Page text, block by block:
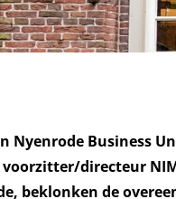
Nyenrode Business
directeur
beklonken de